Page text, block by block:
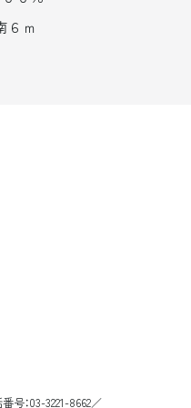
６ｍ
号：03-3221-8662／